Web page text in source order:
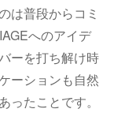
は普段からコミ
へのアイデ
ーを打ち解け時
ーションも自然
ったことです。